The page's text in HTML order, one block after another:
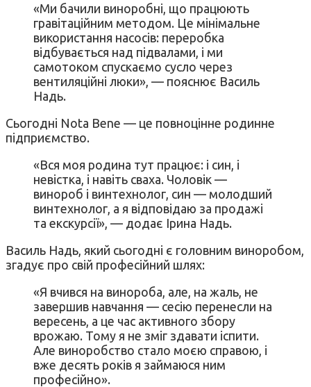
«Ми бачили виноробні, що працюють
гравітаційним методом. Це мінімальне
використання насосів: переробка
відбувається над підвалами, і ми
самотоком спускаємо сусло через
вентиляційні люки», — пояснює Василь
Надь.
Сьогодні Nota Bene — це повноцінне родинне
підприємство.
«Вся моя родина тут працює: і син, і
невістка, і навіть сваха. Чоловік —
винороб і винтехнолог, син — молодший
винтехнолог, а я відповідаю за продажі
та екскурсії», — додає Ірина Надь.
Василь Надь, який сьогодні є головним виноробом,
згадує про свій професійний шлях:
«Я вчився на винороба, але, на жаль, не
завершив навчання — сесію перенесли на
вересень, а це час активного збору
врожаю. Тому я не зміг здавати іспити.
Але виноробство стало моєю справою, і
вже десять років я займаюся ним
професійно».